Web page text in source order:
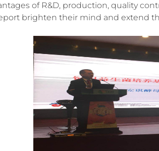
of R&D, production, quality
brighten their mind and extend